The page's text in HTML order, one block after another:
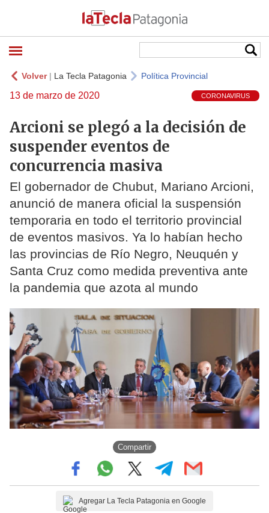
Volver| La Tecla Patagonia Política Provincial
13 de marzo de 2020 CORONAVIRUS
Arcioni se plegó a la decisión de
suspender eventos de
concurrencia masiva
El gobernador de Chubut, Mariano Arcioni,
anunció de manera oficial la suspensión
temporaria en todo el territorio provincial
de eventos masivos. Ya lo habían hecho
las provincias de Río Negro, Neuquén y
Santa Cruz como medida preventiva ante
la pandemia que azota al mundo
Compartir
Agregar La Tecla Patagonia en Google